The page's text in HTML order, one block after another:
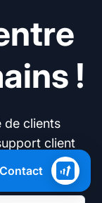
!
de clients
client
Contact